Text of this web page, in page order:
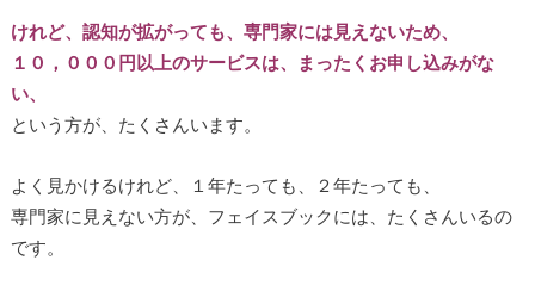
けれど、認知が拡がっても、専門家には見えないため、
１０，０００円以上のサービスは、まったくお申し込みがな
い、
という方が、たくさんいます。
よく見かけるけれど、１年たっても、２年たっても、
専門家に見えない方が、フェイスブックには、たくさんいるの
です。